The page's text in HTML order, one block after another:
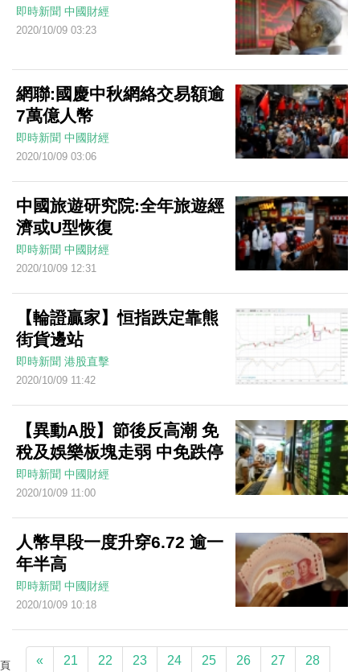
即時新聞 中國財經
2020/10/09 03:23
網聯:國慶中秋網絡交易額逾
7萬億人幣
即時新聞 中國財經
2020/10/09 03:06
中國旅遊研究院:全年旅遊經
濟或U型恢復
即時新聞 中國財經
2020/10/09 12:31
【輪證贏家】恒指跌定靠熊
街貨邊站
即時新聞 港股直擊
2020/10/09 11:42
【異動A股】節後反高潮 免
稅及娛樂板塊走弱 中免跌停
即時新聞 中國財經
2020/10/09 11:00
人幣早段一度升穿6.72 逾一
年半高
即時新聞 中國財經
2020/10/09 10:18
頁 « 21 22 23 24 25 26 27 28